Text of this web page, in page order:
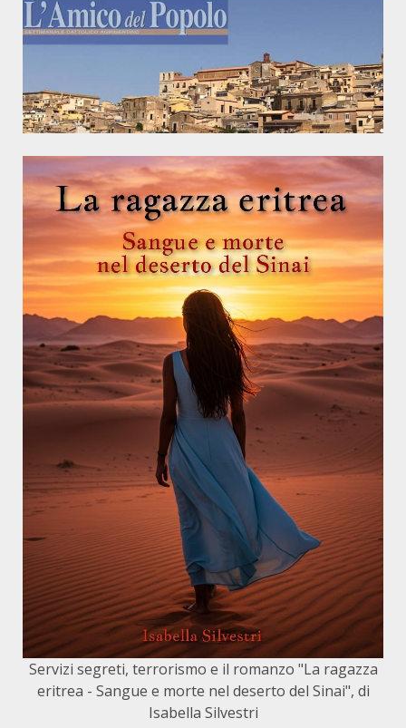
Servizi segreti, terrorismo e il romanzo "La ragazza
eritrea - Sangue e morte nel deserto del Sinai", di
Isabella Silvestri